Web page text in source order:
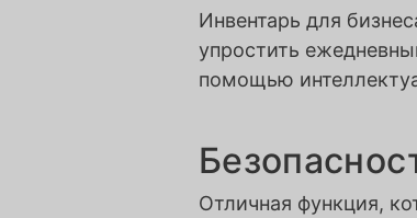
Инвентарь для
упростить
помощью
Отличная функция,